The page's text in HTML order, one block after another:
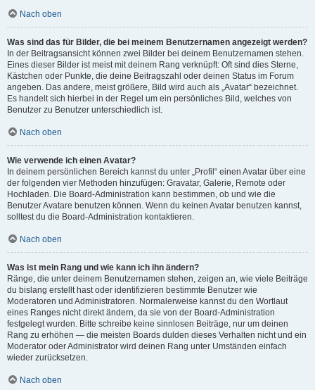
Nach oben
Was sind das für Bilder, die bei meinem Benutzernamen angezeigt werden?
In der Beitragsansicht können zwei Bilder bei deinem Benutzernamen stehen.
Eines dieser Bilder ist meist mit deinem Rang verknüpft: Oft sind dies Sterne,
Kästchen oder Punkte, die deine Beitragszahl oder deinen Status im Forum
angeben. Das andere, meist größere, Bild wird auch als „Avatar“ bezeichnet.
Es handelt sich hierbei in der Regel um ein persönliches Bild, welches von
Benutzer zu Benutzer unterschiedlich ist.
Nach oben
Wie verwende ich einen Avatar?
In deinem persönlichen Bereich kannst du unter „Profil“ einen Avatar über eine
der folgenden vier Methoden hinzufügen: Gravatar, Galerie, Remote oder
Hochladen. Die Board-Administration kann bestimmen, ob und wie die
Benutzer Avatare benutzen können. Wenn du keinen Avatar benutzen kannst,
solltest du die Board-Administration kontaktieren.
Nach oben
Was ist mein Rang und wie kann ich ihn ändern?
Ränge, die unter deinem Benutzernamen stehen, zeigen an, wie viele Beiträge
du bislang erstellt hast oder identifizieren bestimmte Benutzer wie
Moderatoren und Administratoren. Normalerweise kannst du den Wortlaut
eines Ranges nicht direkt ändern, da sie von der Board-Administration
festgelegt wurden. Bitte schreibe keine sinnlosen Beiträge, nur um deinen
Rang zu erhöhen — die meisten Boards dulden dieses Verhalten nicht und ein
Moderator oder Administrator wird deinen Rang unter Umständen einfach
wieder zurücksetzen.
Nach oben